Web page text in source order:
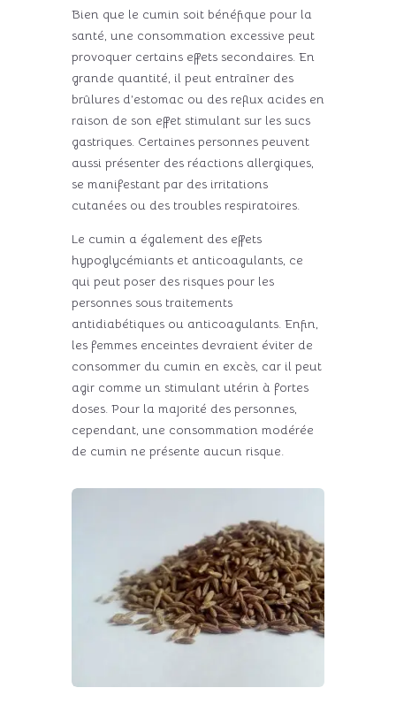
Bien que le cumin soit bénéfique pour la
santé, une consommation excessive peut
provoquer certains effets secondaires. En
grande quantité, il peut entraîner des
brûlures d’estomac ou des reflux acides en
raison de son effet stimulant sur les sucs
gastriques. Certaines personnes peuvent
aussi présenter des réactions allergiques,
se manifestant par des irritations
cutanées ou des troubles respiratoires.
Le cumin a également des effets
hypoglycémiants et anticoagulants, ce
qui peut poser des risques pour les
personnes sous traitements
antidiabétiques ou anticoagulants. Enfin,
les femmes enceintes devraient éviter de
consommer du cumin en excès, car il peut
agir comme un stimulant utérin à fortes
doses. Pour la majorité des personnes,
cependant, une consommation modérée
de cumin ne présente aucun risque.